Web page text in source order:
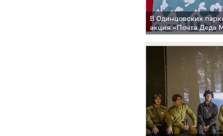
В Одинцовских
акция «Почта Деда